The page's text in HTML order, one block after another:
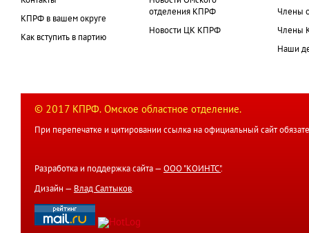
КПРФ в вашем округе
Как вступить в партию
отделения КПРФ
Новости ЦК КПРФ
Члены
Члены
Наши
© 2017 КПРФ. Омское областное отделение.
При перепечатке и цитировании ссылка на официальный сайт
Разработка и поддержка сайта — ООО "КОИНТС".
Дизайн — Влад Салтыков.